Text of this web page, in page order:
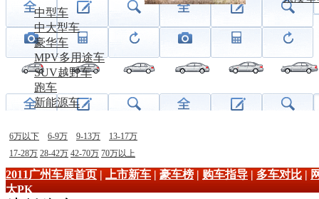
中型车
中大型车
豪华车
MPV多用途车
SUV越野车
跑车
新能源车
6万以下 6-9万 9-13万
13-17万
17-28万 28-42万 42-70万 70万以上
2011广州车展首页 | 上市新车 | 豪车榜 | 购车指导 | 多车对比 |
大PK